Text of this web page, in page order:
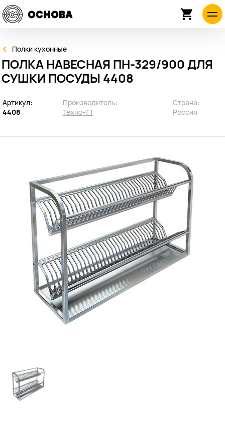
Полки кухонные
ПОЛКА НАВЕСНАЯ ПН-329/900 ДЛЯ
СУШКИ ПОСУДЫ 4408
Артикул:
4408
Производитель:
Техно-ТТ
Страна:
Россия